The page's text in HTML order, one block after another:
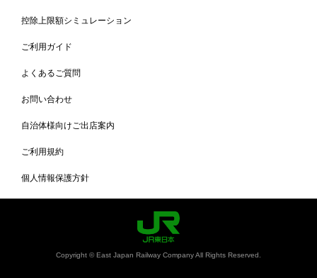
控除上限額シミュレーション
ご利用ガイド
よくあるご質問
お問い合わせ
自治体様向けご出店案内
ご利用規約
個人情報保護方針
Copyright © East Japan Railway Company All Rights Reserved.